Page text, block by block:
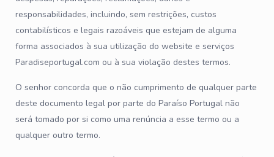
responsabilidades, incluindo, sem restrições, custos
contabilísticos e legais razoáveis que estejam de alguma
forma associados à sua utilização do website e serviços
Paradiseportugal.com ou à sua violação destes termos.
O senhor concorda que o não cumprimento de qualquer parte
deste documento legal por parte do Paraíso Portugal não
será tomado por si como uma renúncia a esse termo ou a
qualquer outro termo.